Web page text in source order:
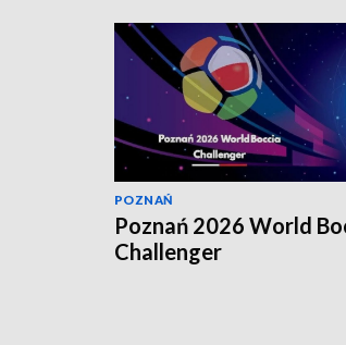
POZNAŃ
Poznań 2026 World
Challenger